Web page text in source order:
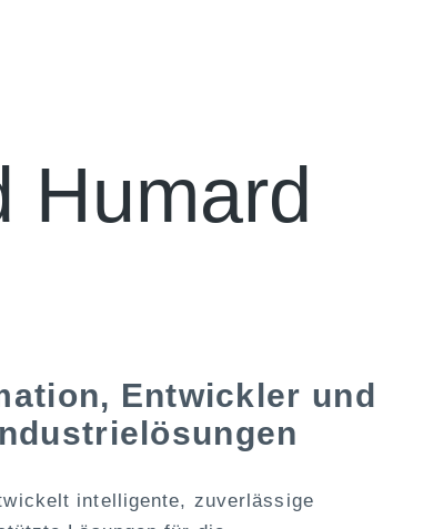
Humard
Entwickler und
intelligente, zuverlässige